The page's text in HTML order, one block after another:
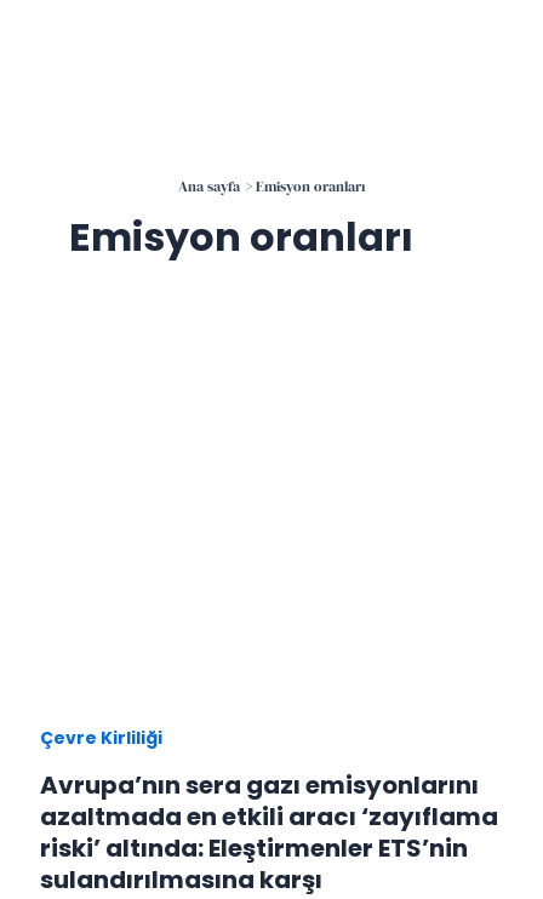
Ana sayfa Emisyon oranları
Emisyon oranları
Çevre Kirliliği
Avrupa’nın sera gazı emisyonlarını
azaltmada en etkili aracı ‘zayıflama
riski’ altında: Eleştirmenler ETS’nin
sulandırılmasına karşı